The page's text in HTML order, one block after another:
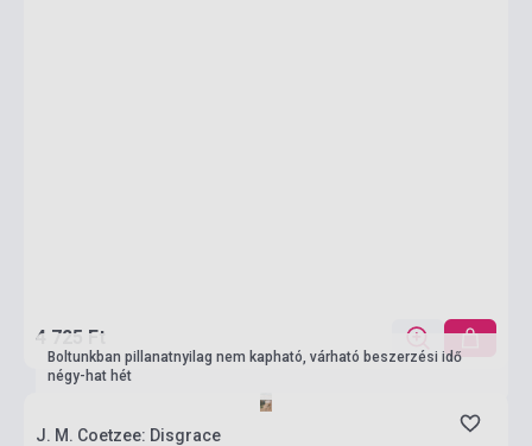
4 725 Ft
Boltunkban pillanatnyilag nem kapható, várható beszerzési idő
négy-hat hét
J. M. Coetzee: Disgrace